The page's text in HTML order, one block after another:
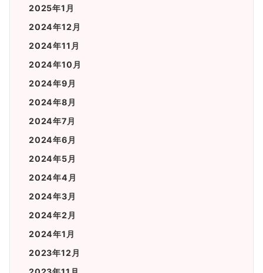
2025年1月
2024年12月
2024年11月
2024年10月
2024年9月
2024年8月
2024年7月
2024年6月
2024年5月
2024年4月
2024年3月
2024年2月
2024年1月
2023年12月